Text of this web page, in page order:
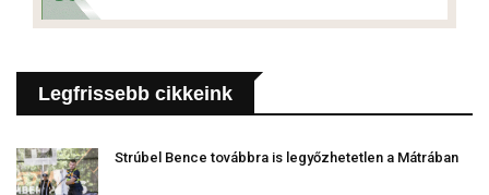
Legfrissebb cikkeink
Strúbel Bence továbbra is legyőzhetetlen a Mátrában